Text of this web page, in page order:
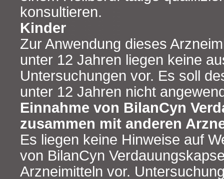
konsultieren.
Kinder
Zur Anwendung dieses
unter 12 Jahren liegen keine
Untersuchungen vor. Es soll
unter 12 Jahren nicht
Einnahme von BilanCyn
zusammen mit anderen
Es liegen keine Hinweise auf
von BilanCyn
Arzneimitteln vor.